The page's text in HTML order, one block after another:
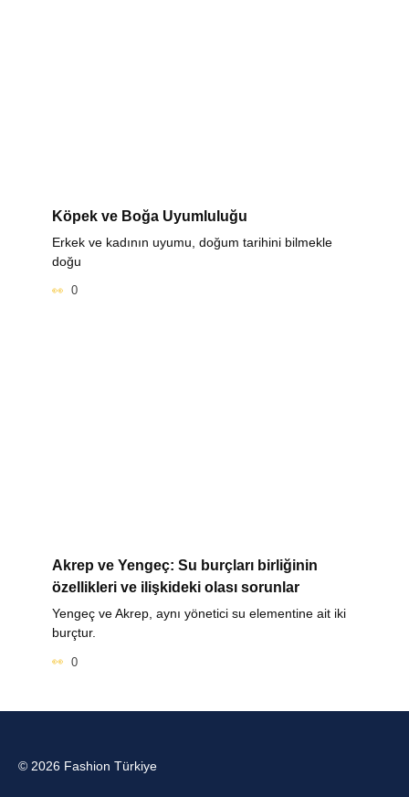
Köpek ve Boğa Uyumluluğu
Erkek ve kadının uyumu, doğum tarihini bilmekle
doğu
0
Akrep ve Yengeç: Su burçları birliğinin
özellikleri ve ilişkideki olası sorunlar
Yengeç ve Akrep, aynı yönetici su elementine ait iki
burçtur.
0
© 2026 Fashion Türkiye